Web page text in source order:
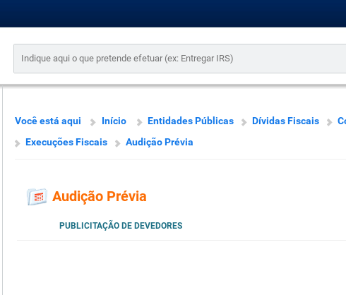
Você está aqui Início Entidades Públicas Dívidas Fiscais
Execuções Fiscais
Audição Prévia
Audição Prévia
PUBLICITAÇÃO DE DEVEDORES